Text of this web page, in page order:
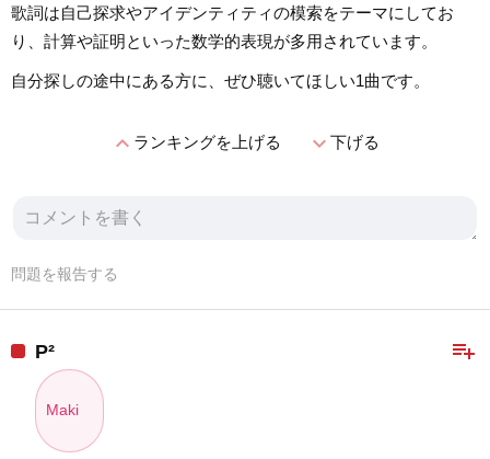
歌詞は自己探求やアイデンティティの模索をテーマにしてお
り、計算や証明といった数学的表現が多用されています。
自分探しの途中にある方に、ぜひ聴いてほしい1曲です。
expand_lessランキングを上げる expand_more下げる
問題を報告する
playlist_add
P²
Maki